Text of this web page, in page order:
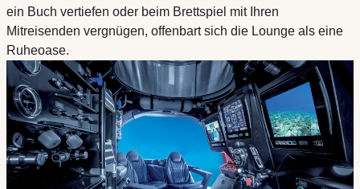
ein Buch vertiefen oder beim Brettspiel mit Ihren
Mitreisenden vergnügen, offenbart sich die Lounge als eine
Ruheoase.